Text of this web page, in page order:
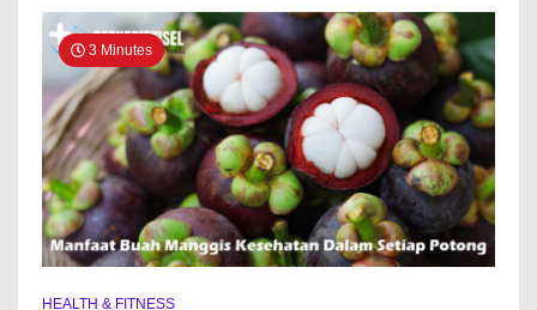
3 Minutes
HEALTH & FITNESS